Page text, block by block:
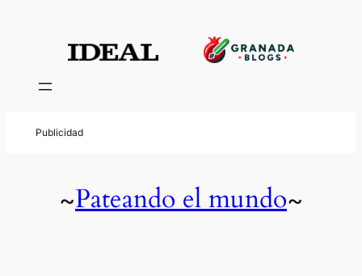
~Pateando el mundo~